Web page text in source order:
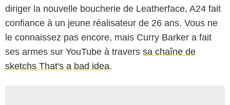
diriger la nouvelle boucherie de Leatherface, A24 fait
confiance à un jeune réalisateur de 26 ans. Vous ne
le connaissez pas encore, mais Curry Barker a fait
ses armes sur YouTube à travers sa chaîne de
sketchs That's a bad idea.